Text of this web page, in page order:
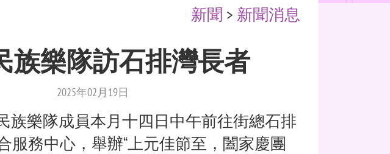
新聞 > 新聞消息
族樂隊訪石排灣長者
2025年02月19日
族樂隊成員本月十四日中午前往街總石排
服務中心，舉辦“上元佳節至，闔家慶團